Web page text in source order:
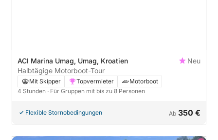
ACI Marina Umag, Umag, Kroatien
Neu
Halbtägige Motorboot-Tour
Mit Skipper Topvermieter
Motorboot
4 Stunden · Für Gruppen mit bis zu 8 Personen
Flexible Stornobedingungen Ab 350 €